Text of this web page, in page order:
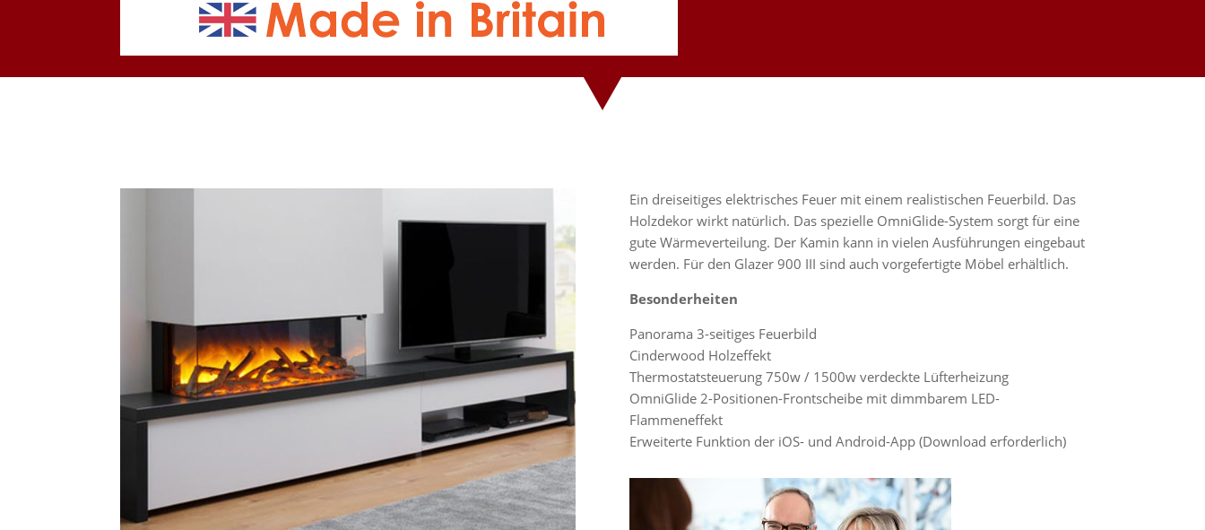
Ein dreiseitiges elektrisches Feuer mit einem realistischen Feuerbild. Das
Holzdekor wirkt natürlich. Das spezielle OmniGlide-System sorgt für eine
gute Wärmeverteilung. Der Kamin kann in vielen Ausführungen eingebaut
werden. Für den Glazer 900 III sind auch vorgefertigte Möbel erhältlich.
Besonderheiten
Panorama 3-seitiges Feuerbild
Cinderwood Holzeffekt
Thermostatsteuerung 750w / 1500w verdeckte Lüfterheizung
OmniGlide 2-Positionen-Frontscheibe mit dimmbarem LED-
Flammeneffekt
Erweiterte Funktion der iOS- und Android-App (Download erforderlich)